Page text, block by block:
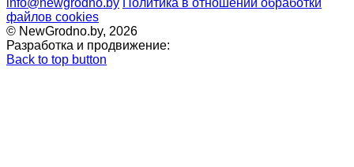
info@newgrodno.by Политика в отношении обработки
файлов cookies
© NewGrodno.by, 2026
Разработка и продвижение:
Back to top button